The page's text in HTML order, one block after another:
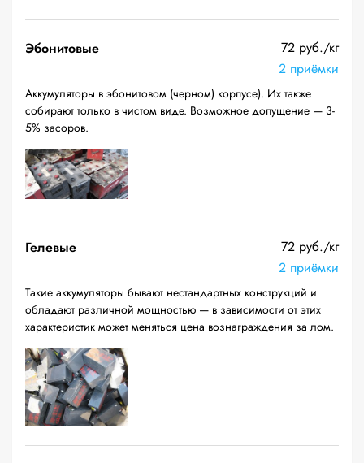
Эбонитовые
72 руб./кг
2 приёмки
Аккумуляторы в эбонитовом (черном) корпусе). Их также
собирают только в чистом виде. Возможное допущение — 3-
5% засоров.
Гелевые
72 руб./кг
2 приёмки
Такие аккумуляторы бывают нестандартных конструкций и
обладают различной мощностью — в зависимости от этих
характеристик может меняться цена вознаграждения за лом.